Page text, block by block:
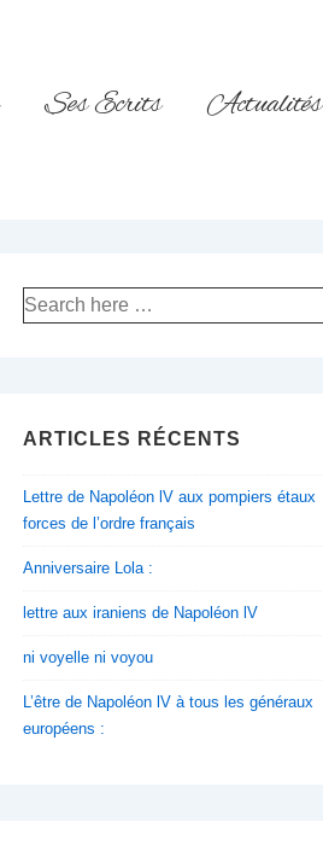
Ses Ecrits
Actualités
Recherche
pour:
ARTICLES RÉCENTS
Lettre de Napoléon lV aux pompiers étaux
forces de l’ordre français
Anniversaire Lola :
lettre aux iraniens de Napoléon lV
ni voyelle ni voyou
L’être de Napoléon lV à tous les généraux
européens :